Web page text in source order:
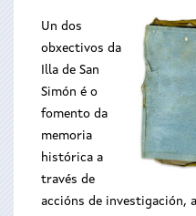
Un dos
obxectivos da
Illa de San
Simón é o
fomento da
memoria
histórica a
través de
accións de investigación,